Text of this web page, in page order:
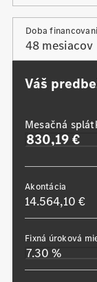
Posledná
Doba
Váš
Mesačná
Akontácia
14.564,10 €
Fixná úroková